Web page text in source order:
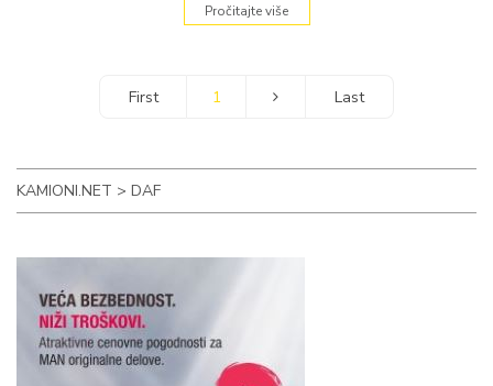
Pročitajte više
1
KAMIONI.NET > DAF